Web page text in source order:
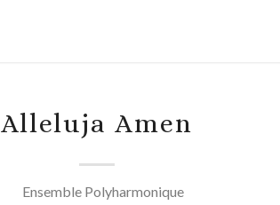
Alleluja Amen
Ensemble Polyharmonique